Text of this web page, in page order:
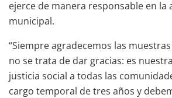
ejerce de manera responsable en la
municipal.
“Siempre agradecemos las
no se trata de dar gracias: es
justicia social a todas las
cargo temporal de tres años y